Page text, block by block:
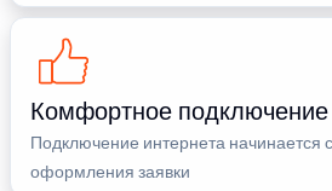
Комфортное подключение
Подключение интернета начинается
оформления заявки